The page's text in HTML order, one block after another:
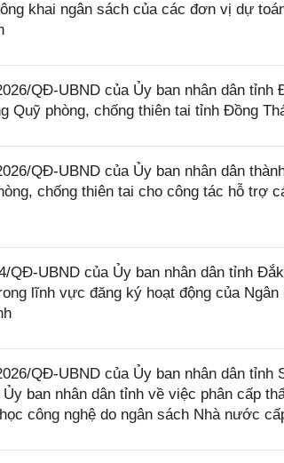
khai ngân sách của các đơn vị dự
QĐ-UBND của Ủy ban nhân dân
Quỹ phòng, chống thiên tai tỉnh Đồng
QĐ-UBND của Ủy ban nhân dân
chống thiên tai cho công tác hỗ trợ
QĐ-UBND của Ủy ban nhân dân tỉnh
lĩnh vực đăng ký hoạt động của
QĐ-UBND của Ủy ban nhân dân
Ủy ban nhân dân tỉnh về việc phân cấp
công nghệ do ngân sách Nhà nước